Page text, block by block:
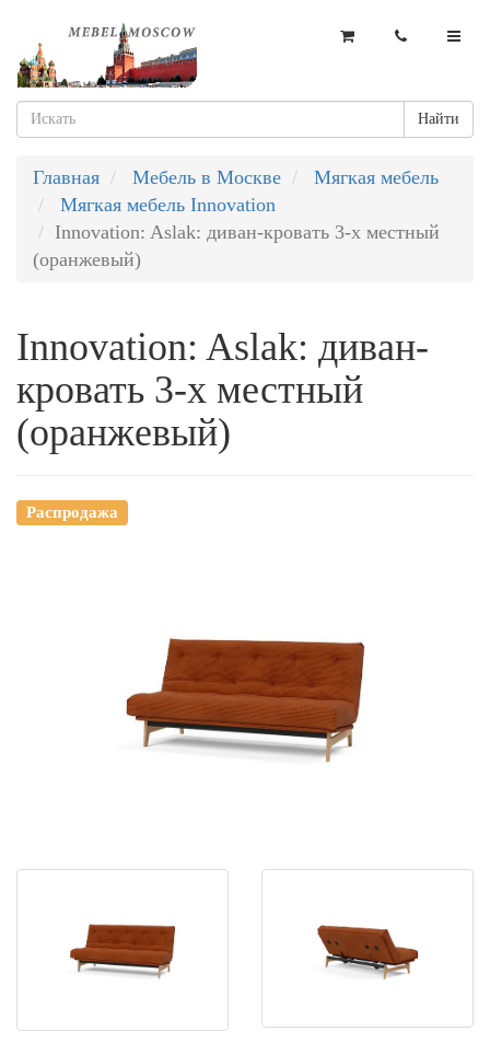
Найти
Главная Мебель в Москве
Мягкая мебель
Мягкая мебель Innovation
Innovation: Aslak: диван-кровать 3-х местный
(оранжевый)
Innovation: Aslak: диван-
кровать 3-х местный
(оранжевый)
Распродажа